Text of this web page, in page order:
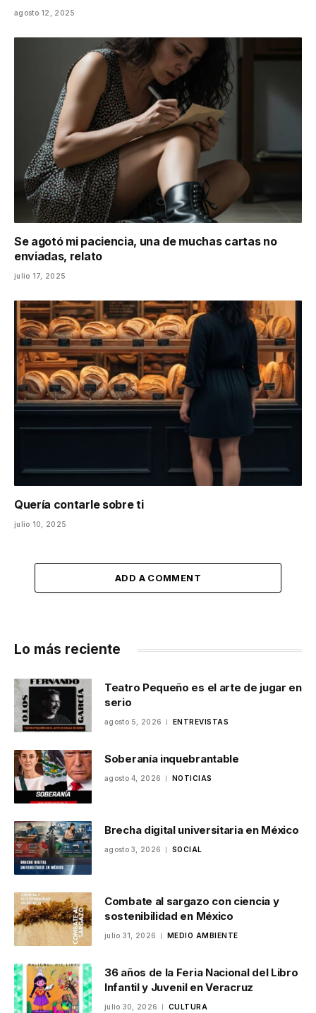
agosto 12, 2025
Se agotó mi paciencia, una de muchas cartas no
enviadas, relato
julio 17, 2025
Quería contarle sobre ti
julio 10, 2025
ADD A COMMENT
Lo más reciente
Teatro Pequeño es el arte de jugar en
serio
agosto 5, 2026 ENTREVISTAS
Soberanía inquebrantable
agosto 4, 2026 NOTICIAS
Brecha digital universitaria en México
agosto 3, 2026 SOCIAL
Combate al sargazo con ciencia y
sostenibilidad en México
julio 31, 2026 MEDIO AMBIENTE
36 años de la Feria Nacional del Libro
Infantil y Juvenil en Veracruz
julio 30, 2026 CULTURA